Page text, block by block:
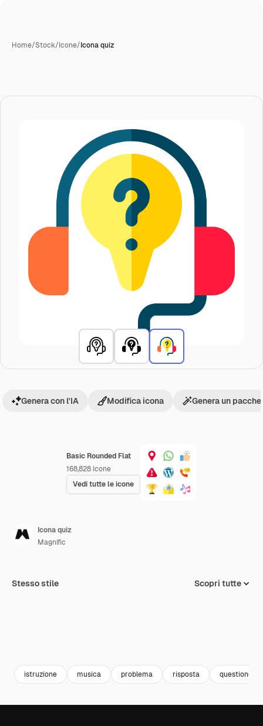
Home/Stock/Icone/Icona quiz
Basic Rounded Flat
168,828 Icone
Vedi tutte le icone
Genera con l'IA Modifica icona Genera un
Icona quiz
Magnific
Stesso stile Scopri tutte
istruzione musica problema risposta questione